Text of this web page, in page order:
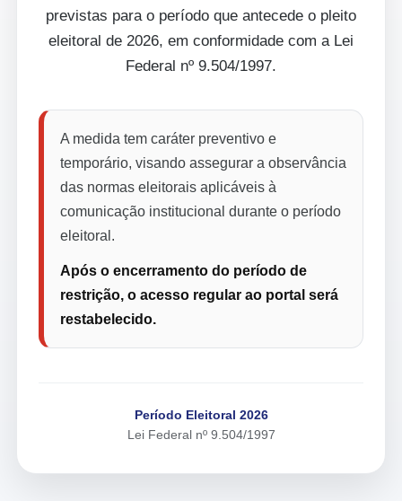
previstas para o período que antecede o pleito
eleitoral de 2026, em conformidade com a Lei
Federal nº 9.504/1997.
A medida tem caráter preventivo e
temporário, visando assegurar a observância
das normas eleitorais aplicáveis à
comunicação institucional durante o período
eleitoral.
Após o encerramento do período de
restrição, o acesso regular ao portal será
restabelecido.
Período Eleitoral 2026
Lei Federal nº 9.504/1997